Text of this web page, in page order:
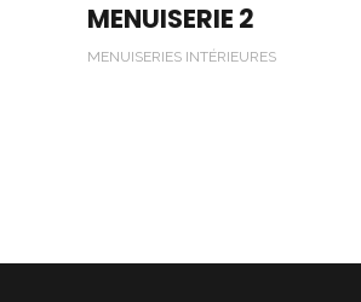
MENUISERIE 2
MENUISERIES INTÉRIEURES